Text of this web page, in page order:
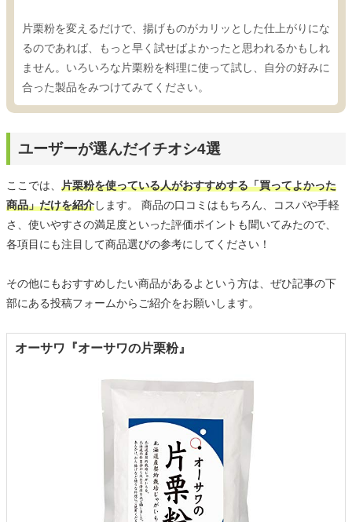
片栗粉を変えるだけで、揚げものがカリッとした仕上がりにな
るのであれば、もっと早く試せばよかったと思われるかもしれ
ません。いろいろな片栗粉を料理に使って試し、自分の好みに
合った製品をみつけてみてください。
ユーザーが選んだイチオシ4選
ここでは、 片栗粉を使っている人がおすすめする「買ってよかった
商品」だけを紹介します。 商品の口コミはもちろん、コスパや手軽
さ、使いやすさの満足度といった評価ポイントも聞いてみたので、
各項目にも注目して商品選びの参考にしてください！
その他にもおすすめしたい商品があるよという方は、ぜひ記事の下
部にある投稿フォームからご紹介をお願いします。
オーサワ『オーサワの片栗粉』